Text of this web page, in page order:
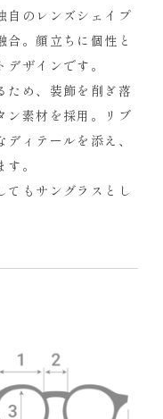
自のレンズシェイプ
。顔立ちに個性と
ザインです。
ため、装飾を削ぎ落
ン素材を採用。リブ
ィテールを添え、
。
てもサングラスとし